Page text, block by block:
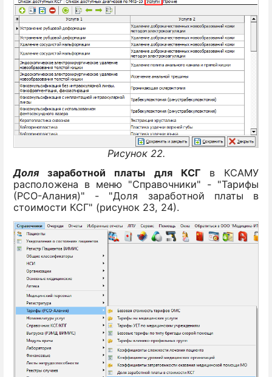
Рисунок 22.
Доля заработной платы для КСГ
в КСАМУ
расположена в меню "Справочники" - "Тарифы
(РСО-Алания)" - "Доля заработной платы в
стоимости КСГ" (рисунок 23, 24).